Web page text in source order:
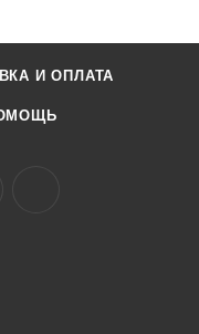
И ОПЛАТА